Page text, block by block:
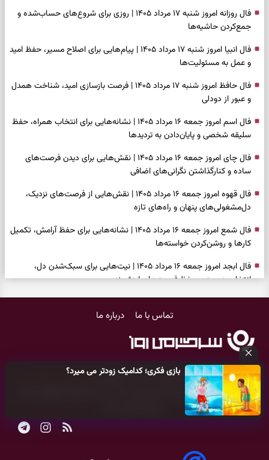
بازی فکری؛ کدامیک زودتر می میرد؟
فال روزانه امروز شنبه ۱۷ مرداد ۱۴۰۵ | روزی برای شروع‌های حساب‌شده و
جمع‌کردن حاشیه‌ها
فال انبیا امروز شنبه ۱۷ مرداد ۱۴۰۵ | پیام‌هایی برای اصلاح مسیر، حفظ امید
و عمل به مسئولیت‌ها
فال حافظ امروز شنبه ۱۷ مرداد ۱۴۰۵ | فرصت بازسازی امید، شناخت همدل
و عبور از دودلی
فال اسم امروز جمعه ۱۶ مرداد ۱۴۰۵ | نشانه‌هایی برای انتخاب همراه، حفظ
سلیقه شخصی و پایان‌دادن به تردیدها
فال چای امروز جمعه ۱۶ مرداد ۱۴۰۵ | نقش‌هایی برای دیدن فرصت‌های
ساده و کنارگذاشتن نگرانی‌های اضافی
فال قهوه امروز جمعه ۱۶ مرداد ۱۴۰۵ | نقش‌هایی از فرصت‌های نزدیک،
دل‌مشغولی‌های پنهان و راه‌های تازه
فال شمع امروز جمعه ۱۶ مرداد ۱۴۰۵ | نشانه‌هایی برای حفظ آرامش، تکمیل
کارها و روشن‌کردن خواسته‌ها
فال ابجد امروز جمعه ۱۶ مرداد ۱۴۰۵ | نیت‌هایی برای سبک‌شدن دل،
انتخاب درست و حفظ فرصت‌های ارزشمند
شنیدن ندای درون و حرکت در زمان مناسب
دیدن ارزش مسیرهای آرام
وقتی همه راه‌ها بسته شد، این دعای گشایش را بخوانید؛ ذکر معتبر برای
آسان شدن فوری کارهای سخت
تماس با ما درباره ما
کلیه حقوق مادی و معنوی این سایت متعلق بهپایگاه خبری سرگرمی روز
می‌باشد و هر گونه کپی‌برداری توسط دیگر سایت‌ها